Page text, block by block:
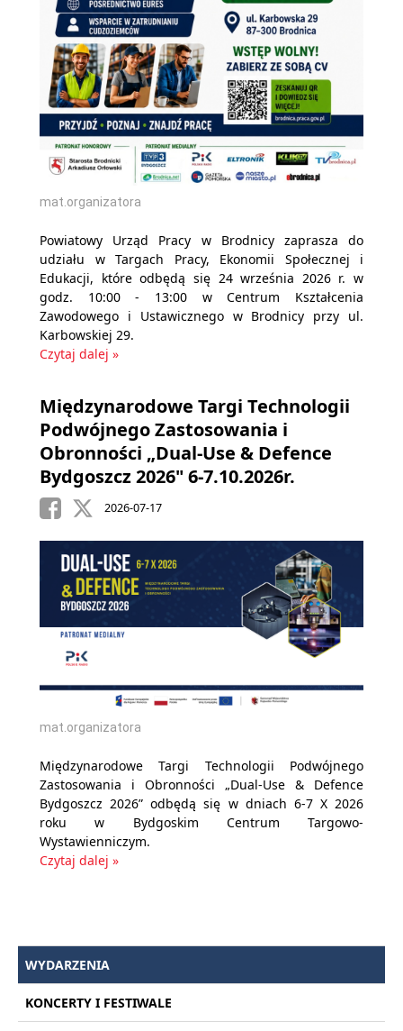
mat.organizatora
Powiatowy Urząd Pracy w Brodnicy zaprasza do
udziału w Targach Pracy, Ekonomii Społecznej i
Edukacji, które odbędą się 24 września 2026 r. w
godz. 10:00 - 13:00 w Centrum Kształcenia
Zawodowego i Ustawicznego w Brodnicy przy ul.
Karbowskiej 29.
Czytaj dalej »
Międzynarodowe Targi Technologii
Podwójnego Zastosowania i
Obronności „Dual-Use & Defence
Bydgoszcz 2026" 6-7.10.2026r.
2026-07-17
mat.organizatora
Międzynarodowe Targi Technologii Podwójnego
Zastosowania i Obronności „Dual-Use & Defence
Bydgoszcz 2026” odbędą się w dniach 6-7 X 2026
roku w Bydgoskim Centrum Targowo-
Wystawienniczym.
Czytaj dalej »
WYDARZENIA
KONCERTY I FESTIWALE